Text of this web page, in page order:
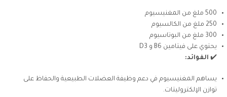
500 ملغ من المغنيسيوم
250 ملغ من الكالسيوم
300 ملغ من البوتاسيوم
يحتوي على فيتامين B6 و D3
✔️ الفوائد:
يساهم المغنيسيوم في دعم وظيفة العضلات الطبيعية والحفاظ على
توازن الإلكتروليتات.